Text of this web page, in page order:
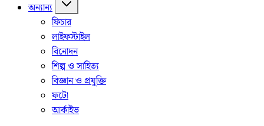
অন্যান্য
ফিচার
লাইফস্টাইল
বিনোদন
শিল্প ও সাহিত্য
বিজ্ঞান ও প্রযুক্তি
ফটো
আর্কাইভ